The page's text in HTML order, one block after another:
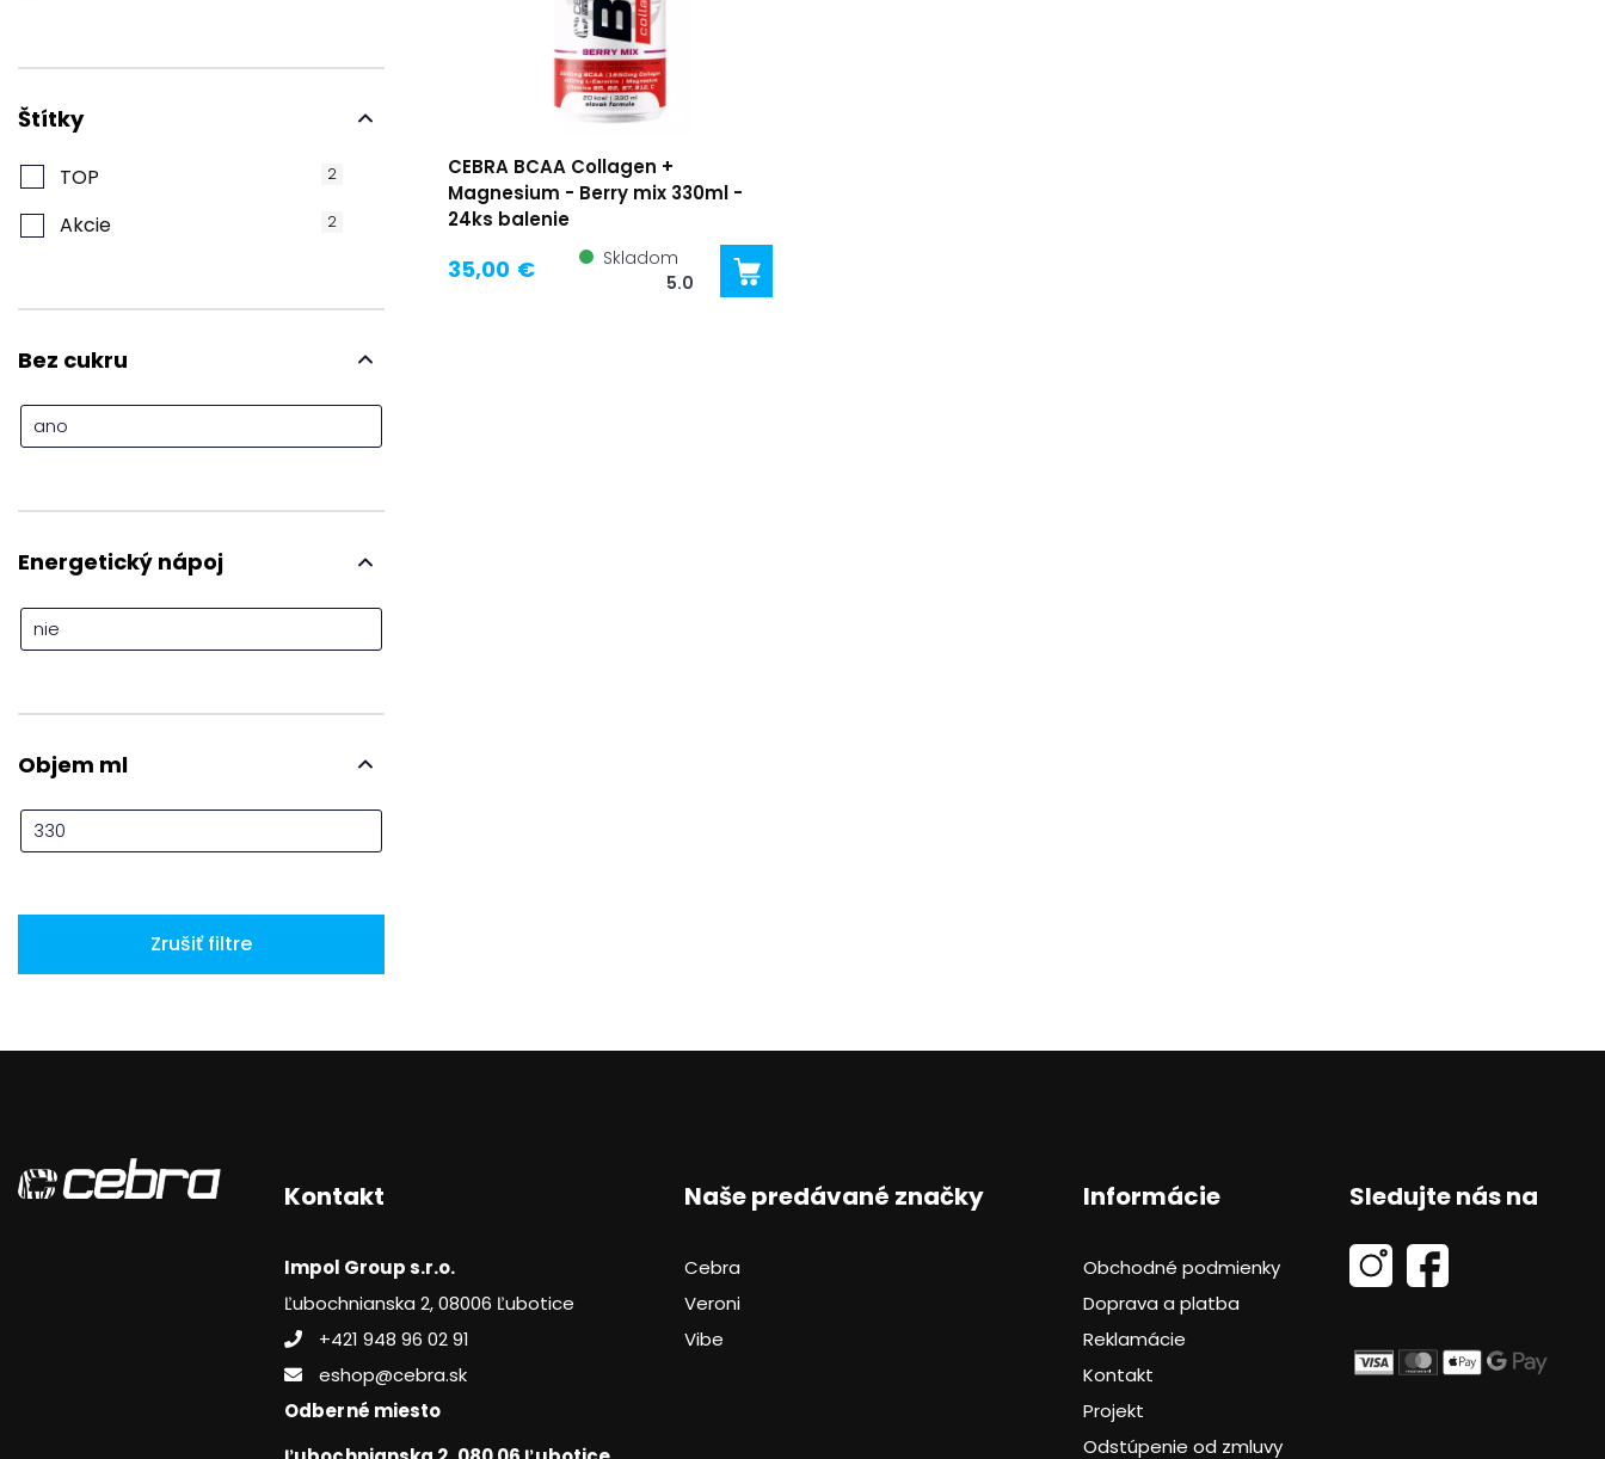
Štítky
TOP 2
Akcie 2
Bez cukru
ano
Energetický nápoj
nie
Objem ml
330
Zrušiť filtre
CEBRA BCAA Collagen +
Magnesium - Berry mix 330ml -
24ks balenie
35,00 €
Skladom
5.0
Sledujte nás na
Kontakt
Impol Group s.r.o.
Ľubochnianska 2, 08006 Ľubotice
+421 948 96 02 91
eshop@cebra.sk
Odberné miesto
Naše predávané značky
Cebra
Veroni
Vibe
Informácie
Obchodné podmienky
Doprava a platba
Reklamácie
Kontakt
Projekt
Odstúpenie od zmluvy